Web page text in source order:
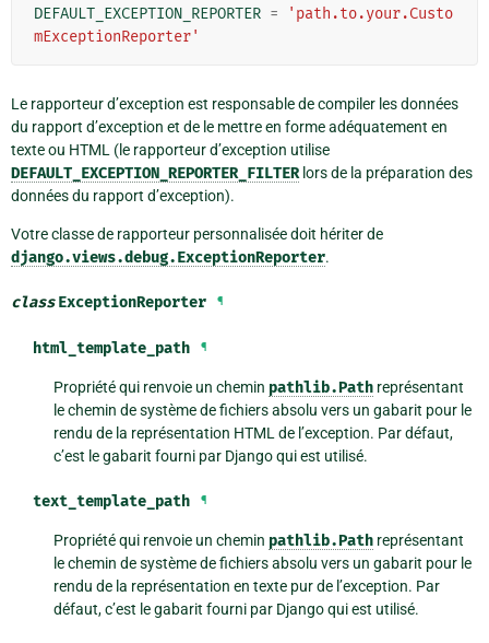
DEFAULT_EXCEPTION_REPORTER =
'path.to.your.Custo
mExceptionReporter'
Le rapporteur d’exception est responsable de compiler les données
du rapport d’exception et de le mettre en forme adéquatement en
texte ou HTML (le rapporteur d’exception utilise
DEFAULT_EXCEPTION_REPORTER_FILTER lors de la préparation des
données du rapport d’exception).
Votre classe de rapporteur personnalisée doit hériter de
django.views.debug.ExceptionReporter.
class ExceptionReporter ¶
html_template_path ¶
Propriété qui renvoie un chemin pathlib.Path représentant
le chemin de système de fichiers absolu vers un gabarit pour le
rendu de la représentation HTML de l’exception. Par défaut,
c’est le gabarit fourni par Django qui est utilisé.
text_template_path ¶
Propriété qui renvoie un chemin pathlib.Path représentant
le chemin de système de fichiers absolu vers un gabarit pour le
rendu de la représentation en texte pur de l’exception. Par
défaut, c’est le gabarit fourni par Django qui est utilisé.